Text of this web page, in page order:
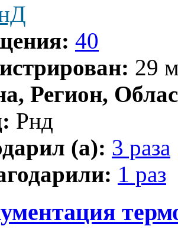
40
29
Регион,
Рнд
(а): 3 раза
1 раз